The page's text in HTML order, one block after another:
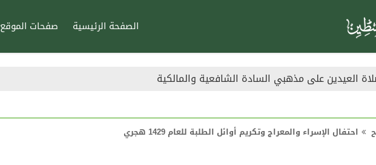
الصفحة الرئيسية صفحات الموقع
العيدين على مذهبي السادة الشافعية والمالكية
احتفال الإسراء والمعراج وتكريم أوائل الطلبة للعام 1429 هجري